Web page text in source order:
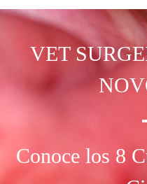
VET
Conoce los 8